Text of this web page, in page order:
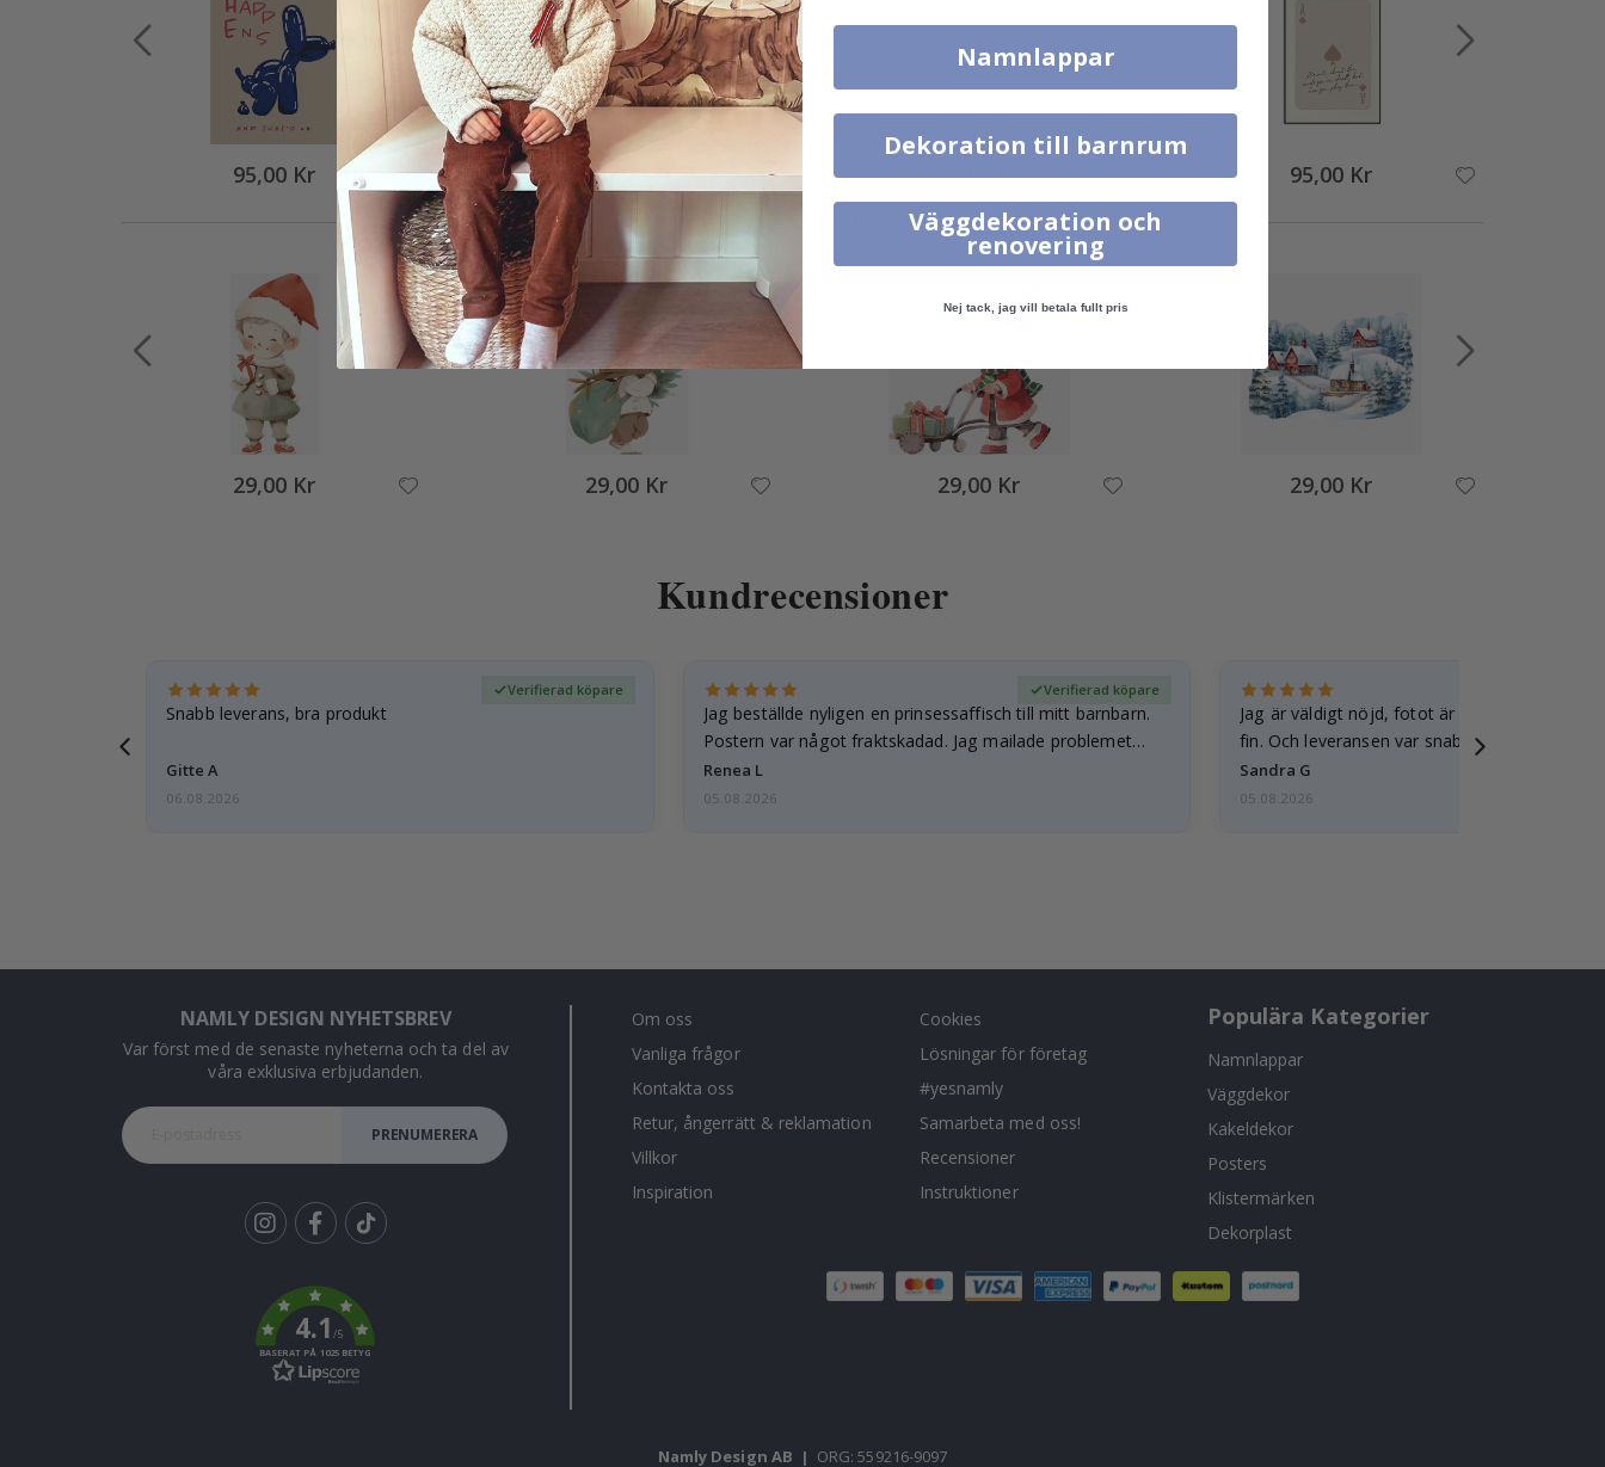
95,00 Kr 395,00 Kr 95,00 Kr 95,00 Kr
Liknande Produkter
29,00 Kr 29,00 Kr 29,00 Kr 29,00 Kr
Kundrecensioner
Snabb leverans, bra produkt
Gitte A
Verifierad köpare
06.08.2026
Jag beställde nyligen en prinsessaffisch till mitt barnbarn.
Postern var något fraktskadad. Jag mailade problemet
och…
Renea L
Verifierad köpare
05.08.2026
Jag är väldigt nöjd, fotot är välgjort och
fin. Och leveransen var snabb.
Sandra G
05.08.2026
NAMLY DESIGN NYHETSBREV
Var först med de senaste nyheterna och ta del av
våra exklusiva erbjudanden.
PRENUMERERA
k
4.1/5
BASERAT PÅ 1025 BETYG
Om oss
Vanliga frågor
Kontakta oss
Retur, ångerrätt & reklamation
Villkor
Inspiration
Cookies
Lösningar för företag
#yesnamly
Samarbeta med oss!
Recensioner
Instruktioner
Populära Kategorier
Namnlappar
Väggdekor
Kakeldekor
Posters
Klistermärken
Dekorplast
Namly Design AB | ORG: 559216-9097
Namnlappar
Dekoration till barnrum
Väggdekoration och
renovering
Nej tack, jag vill betala fullt pris